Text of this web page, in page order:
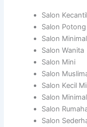
Salon
Salon
Salon
Salon Wanita
Salon Mini
Salon
Salon Kecil
Salon
Salon
Salon